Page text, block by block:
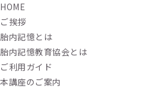
HOME
ご挨拶
胎内記憶とは
胎内記憶教育協会とは
ご利用ガイド
本講座のご案内